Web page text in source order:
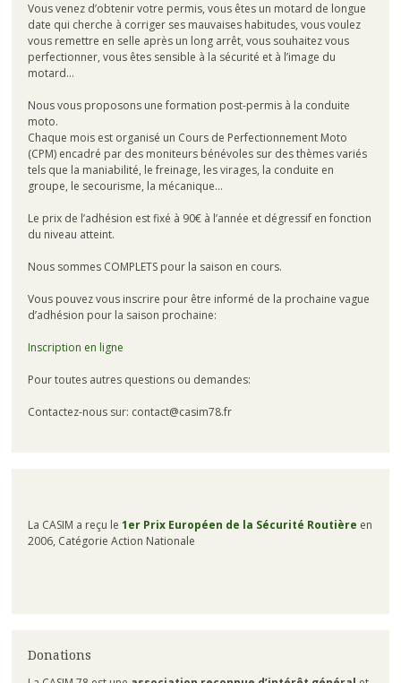
Vous venez d’obtenir votre permis, vous êtes un motard de longue
date qui cherche à corriger ses mauvaises habitudes, vous voulez
vous remettre en selle après un long arrêt, vous souhaitez vous
perfectionner, vous êtes sensible à la sécurité et à l’image du
motard…
Nous vous proposons une formation post-permis à la conduite
moto.
Chaque mois est organisé un Cours de Perfectionnement Moto
(CPM) encadré par des moniteurs bénévoles sur des thèmes variés
tels que la maniabilité, le freinage, les virages, la conduite en
groupe, le secourisme, la mécanique…
Le prix de l’adhésion est fixé à 90€ à l’année et dégressif en fonction
du niveau atteint.
Nous sommes COMPLETS pour la saison en cours.
Vous pouvez vous inscrire pour être informé de la prochaine vague
d’adhésion pour la saison prochaine:
Inscription en ligne
Pour toutes autres questions ou demandes:
Contactez-nous sur: contact@casim78.fr
La CASIM a reçu le 1er Prix Européen de la Sécurité Routière en
2006, Catégorie Action Nationale
Donations